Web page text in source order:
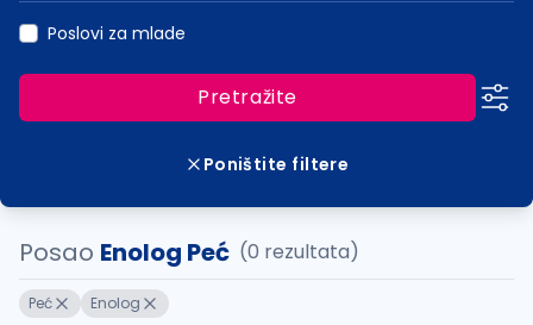
Poslovi za mlade
Pretražite
Poništite filtere
Posao Enolog Peć (0 rezultata)
Peć Enolog